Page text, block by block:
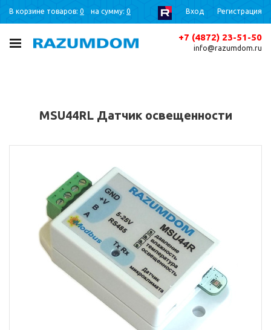
В корзине товаров: 0 на сумму: 0 Вход Регистрация
+7 (4872) 23-51-50
info@razumdom.ru
MSU44RL Датчик освещенности